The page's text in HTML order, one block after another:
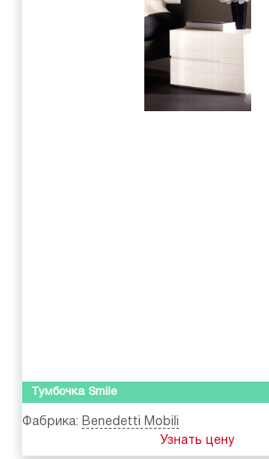
Тумбочка Smile
Фабрика: Benedetti Mobili
Узнать цену